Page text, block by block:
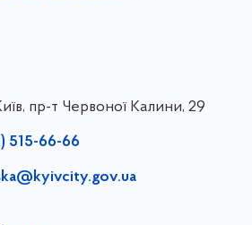
пр-т Червоної Калини, 29
515-66-66